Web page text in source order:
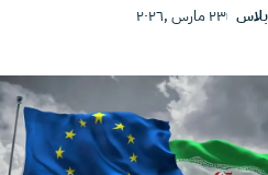
بلاس ٢٣ مارس ,٢٠٢٦